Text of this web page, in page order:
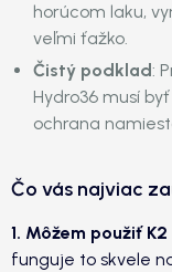
horúcom laku,
veľmi ťažko.
Čistý podklad:
Hydro36 musí
ochrana
Čo vás najviac
1. Môžem použiť
funguje to skvele